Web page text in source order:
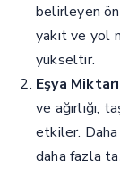
belirleyen
yakıt ve yol
yükseltir.
Eşya
ve ağırlığı,
etkiler. Daha
daha fazla